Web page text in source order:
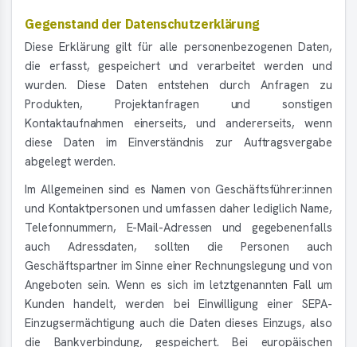
Gegenstand der Datenschutzerklärung
Diese Erklärung gilt für alle personenbezogenen Daten,
die erfasst, gespeichert und verarbeitet werden und
wurden. Diese Daten entstehen durch Anfragen zu
Produkten, Projektanfragen und sonstigen
Kontaktaufnahmen einerseits, und andererseits, wenn
diese Daten im Einverständnis zur Auftragsvergabe
abgelegt werden.
Im Allgemeinen sind es Namen von Geschäftsführer:innen
und Kontaktpersonen und umfassen daher lediglich Name,
Telefonnummern, E-Mail-Adressen und gegebenenfalls
auch Adressdaten, sollten die Personen auch
Geschäftspartner im Sinne einer Rechnungslegung und von
Angeboten sein. Wenn es sich im letztgenannten Fall um
Kunden handelt, werden bei Einwilligung einer SEPA-
Einzugsermächtigung auch die Daten dieses Einzugs, also
die Bankverbindung, gespeichert. Bei europäischen